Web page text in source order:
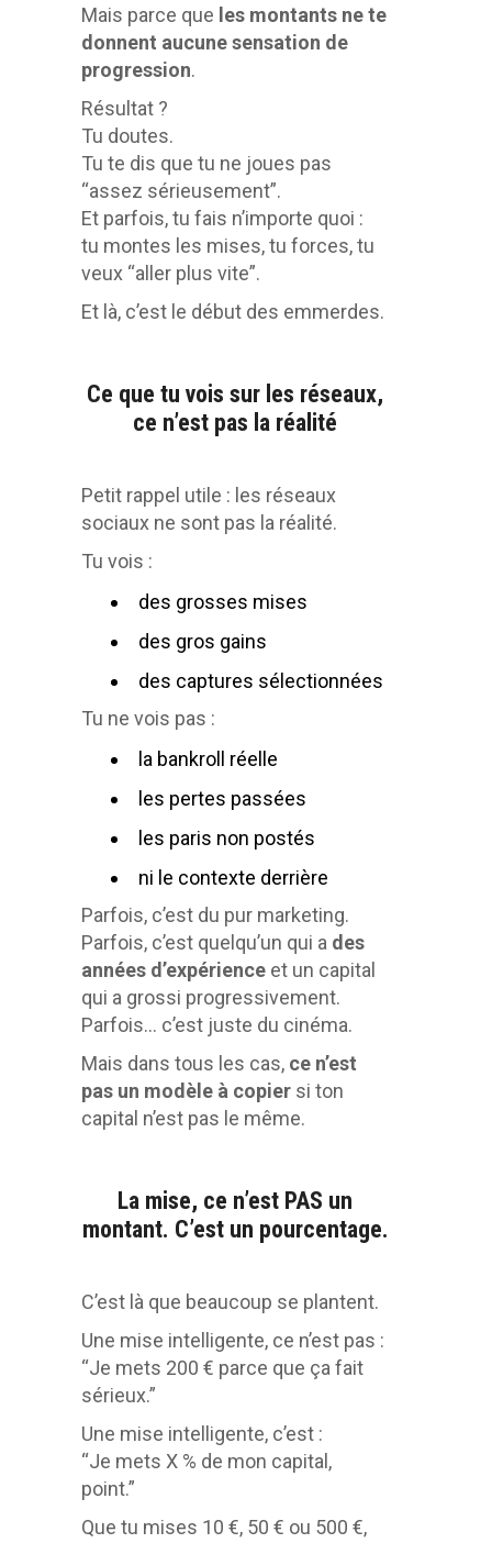
Mais parce que les montants ne te
donnent aucune sensation de
progression.
Résultat ?
Tu doutes.
Tu te dis que tu ne joues pas
“assez sérieusement”.
Et parfois, tu fais n’importe quoi :
tu montes les mises, tu forces, tu
veux “aller plus vite”.
Et là, c’est le début des emmerdes.
Ce que tu vois sur les réseaux,
ce n’est pas la réalité
Petit rappel utile : les réseaux
sociaux ne sont pas la réalité.
Tu vois :
des grosses mises
des gros gains
des captures sélectionnées
Tu ne vois pas :
la bankroll réelle
les pertes passées
les paris non postés
ni le contexte derrière
Parfois, c’est du pur marketing.
Parfois, c’est quelqu’un qui a des
années d’expérience et un capital
qui a grossi progressivement.
Parfois… c’est juste du cinéma.
Mais dans tous les cas, ce n’est
pas un modèle à copier si ton
capital n’est pas le même.
La mise, ce n’est PAS un
montant. C’est un pourcentage.
C’est là que beaucoup se plantent.
Une mise intelligente, ce n’est pas :
“Je mets 200 € parce que ça fait
sérieux.”
Une mise intelligente, c’est :
“Je mets X % de mon capital,
point.”
Que tu mises 10 €, 50 € ou 500 €,